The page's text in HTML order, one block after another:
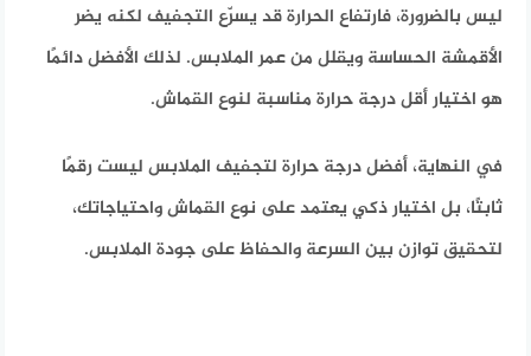
ليس بالضرورة، فارتفاع الحرارة قد يسرّع التجفيف لكنه يضر
الأقمشة الحساسة ويقلل من عمر الملابس. لذلك الأفضل دائمًا
هو اختيار أقل درجة حرارة مناسبة لنوع القماش.
في النهاية، أفضل درجة حرارة لتجفيف الملابس ليست رقمًا
ثابتًا، بل اختيار ذكي يعتمد على نوع القماش واحتياجاتك،
لتحقيق توازن بين السرعة والحفاظ على جودة الملابس.